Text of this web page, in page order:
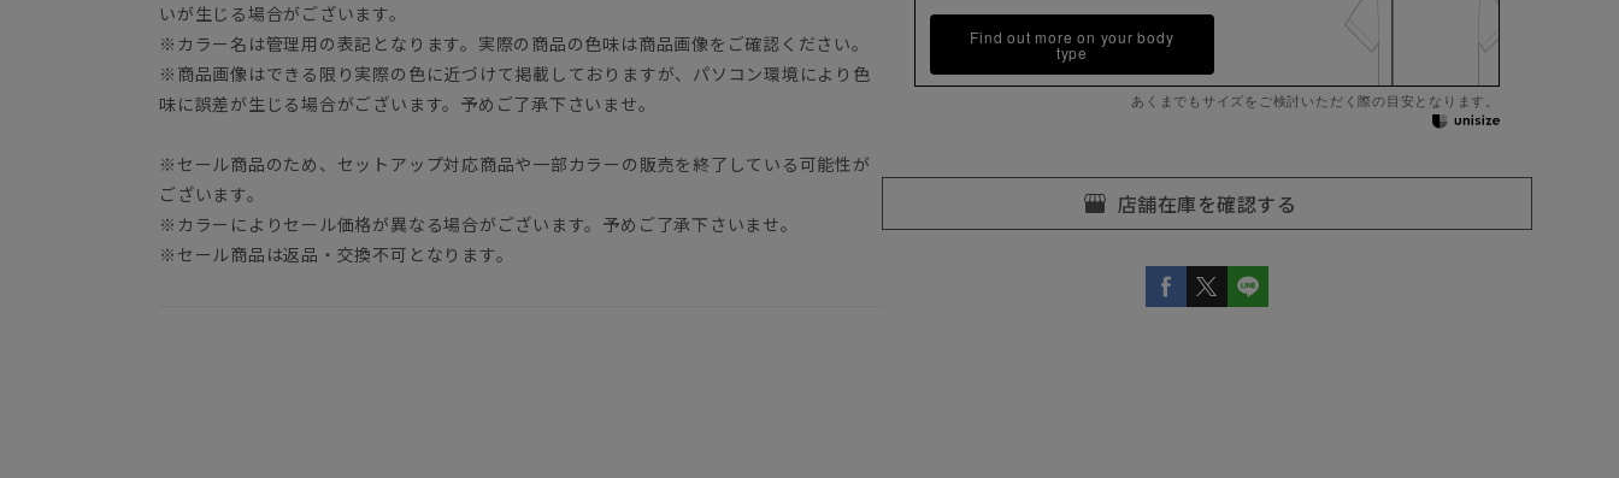
いが生じる場合がございます。
※カラー名は管理用の表記となります。実際の商品の色味は商品画像をご確認ください。
※商品画像はできる限り実際の色に近づけて掲載しておりますが、パソコン環境により色
味に誤差が生じる場合がございます。予めご了承下さいませ。
※セール商品のため、セットアップ対応商品や一部カラーの販売を終了している可能性が
ございます。
※カラーによりセール価格が異なる場合がございます。予めご了承下さいませ。
※セール商品は返品・交換不可となります。
Find out more on your body
type
あくまでもサイズをご検討いただく際の目安となります。